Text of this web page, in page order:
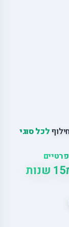
לכל סוגי
מובילים בסלולר עם למעלה מ15 שנות